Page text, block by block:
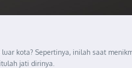
kota? Sepertinya, inilah saat
jati dirinya.